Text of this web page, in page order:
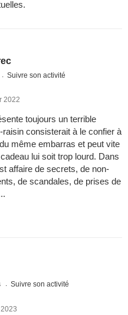
Suivre son activité
2022
toujours un terrible
consisterait à le confier à
même embarras et peut vite
lui soit trop lourd. Dans
affaire de secrets, de non-
de scandales, de prises de
Suivre son activité